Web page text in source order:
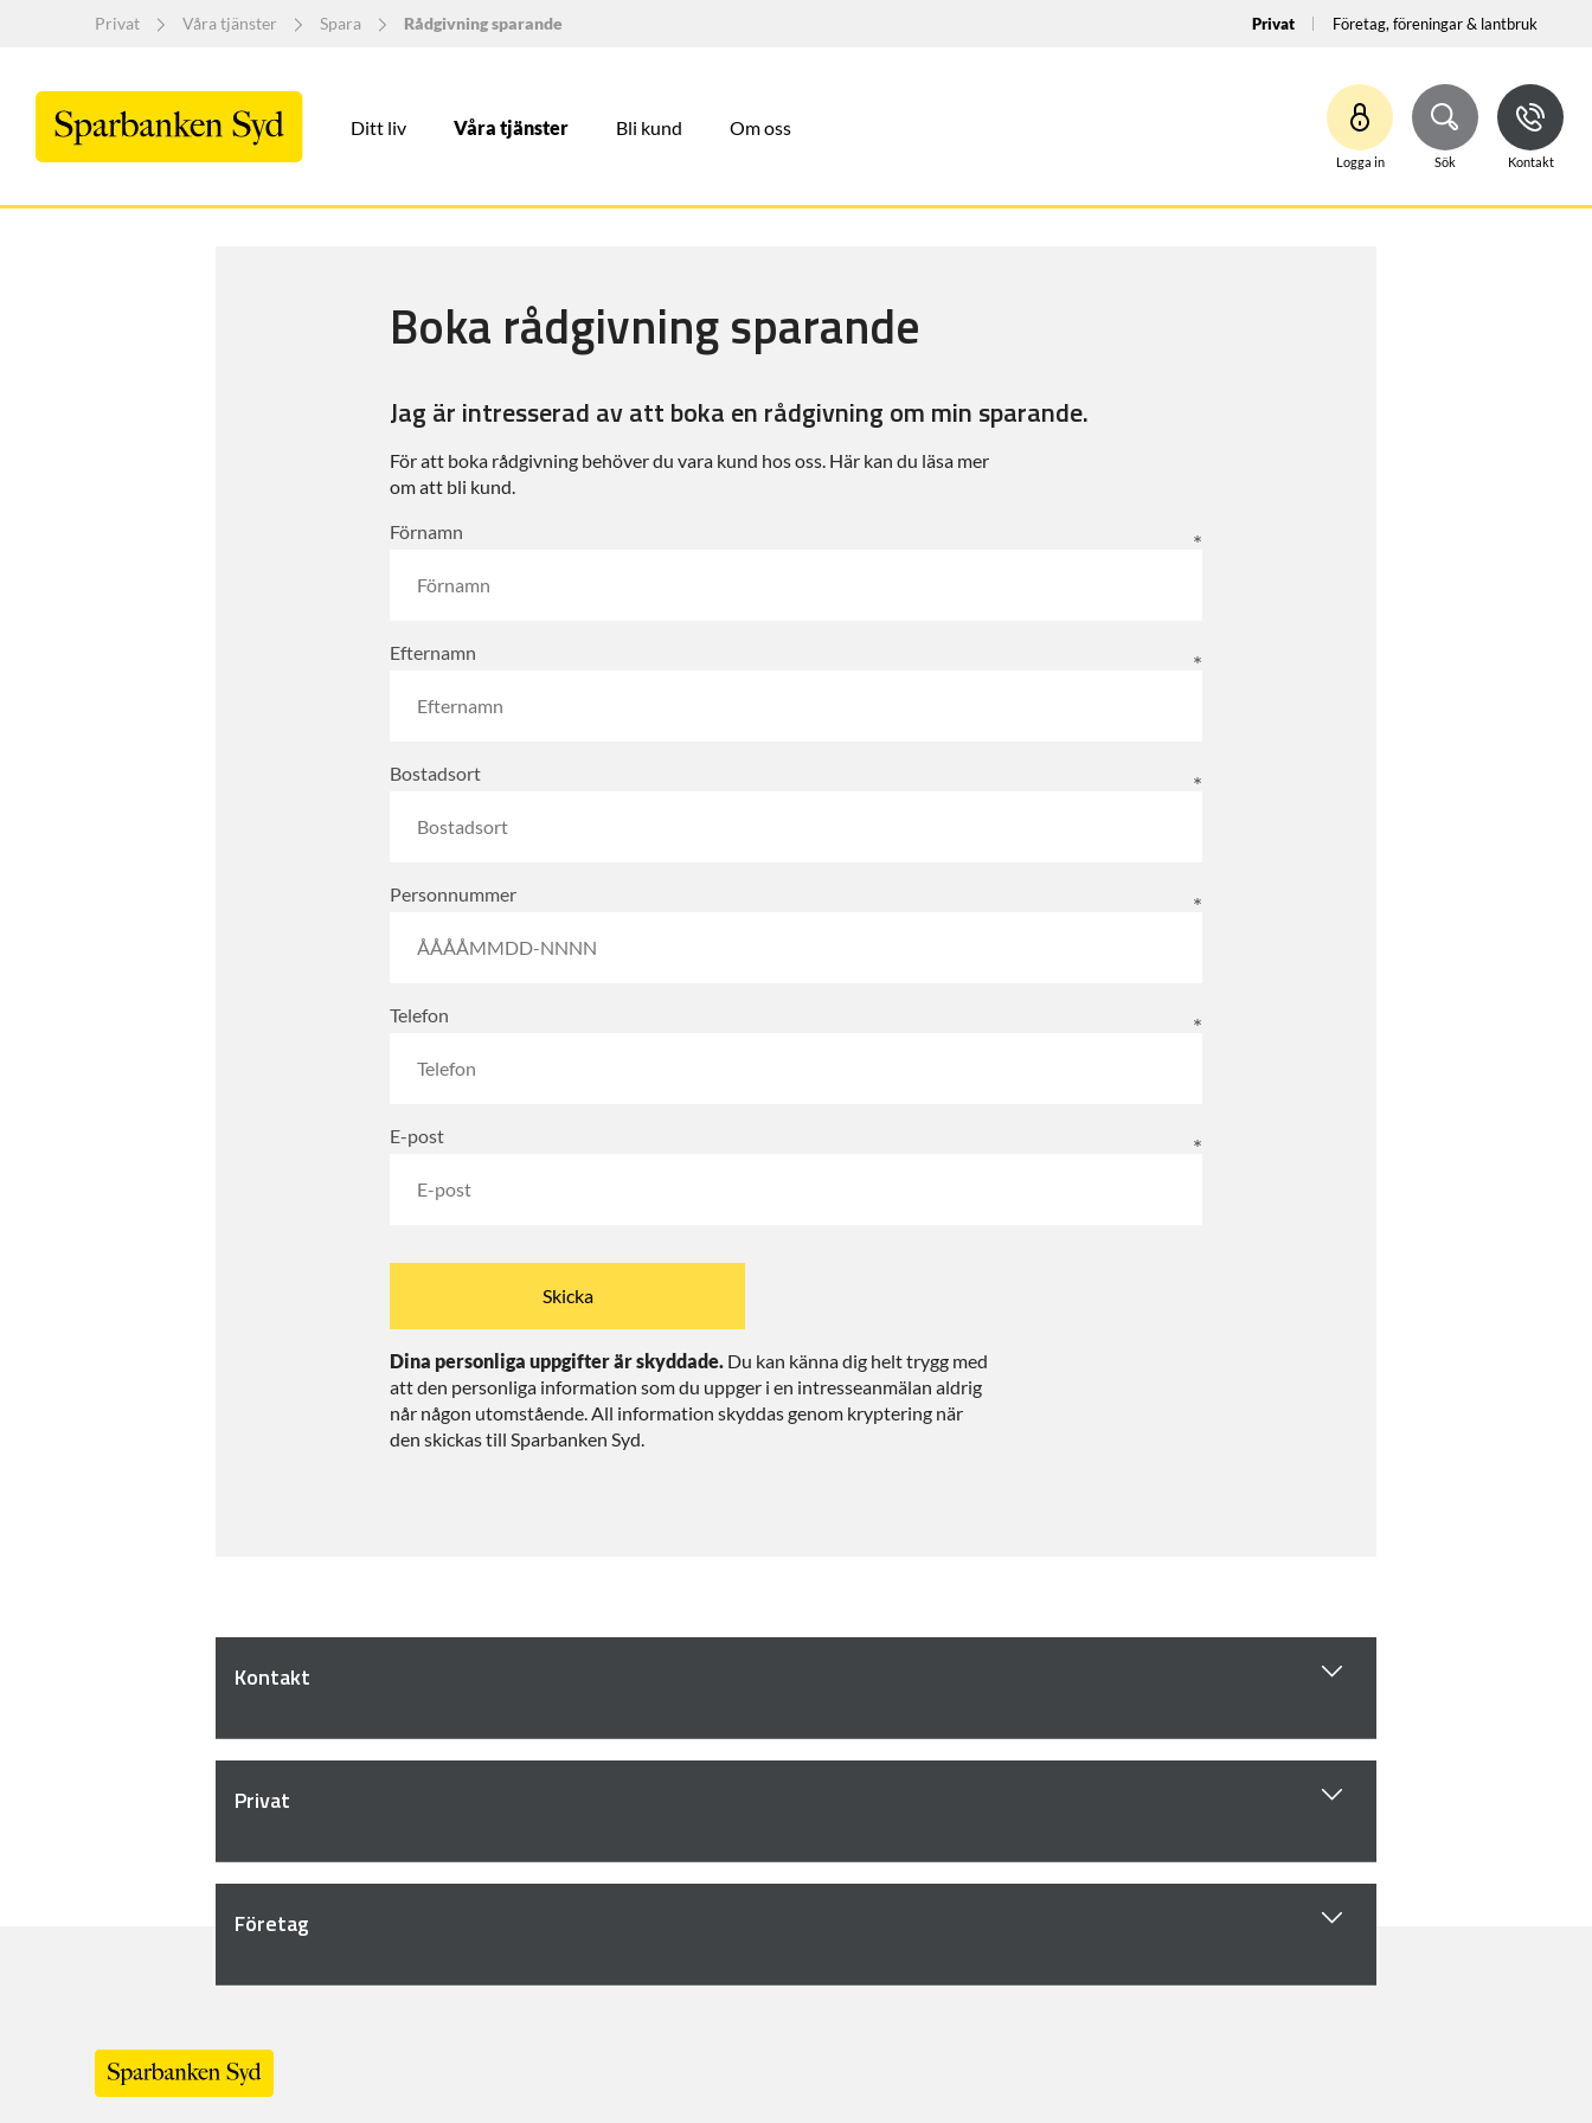
Privat Våra tjänster Spara Rådgivning sparande Privat Företag, föreningar & lantbruk
Ditt liv Våra tjänster Bli kund Om oss
Logga in Sök Kontakt
Boka rådgivning sparande
Jag är intresserad av att boka en rådgivning om min sparande.
För att boka rådgivning behöver du vara kund hos oss. Här kan du läsa mer
om att bli kund.
Förnamn
Efternamn
Bostadsort
Personnummer
Telefon
E-post
Dina personliga uppgifter är skyddade. Du kan känna dig helt trygg med
att den personliga information som du uppger i en intresseanmälan aldrig
når någon utomstående. All information skyddas genom kryptering när
den skickas till Sparbanken Syd.
Kontakt
Privat
Företag